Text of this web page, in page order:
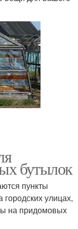
бутылок
пункты
улицах,
на придомовых